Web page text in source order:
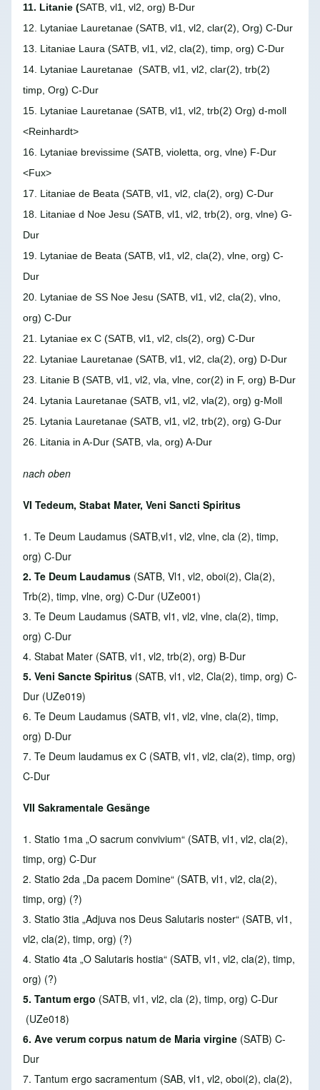
11. Litanie (SATB, vl1, vl2, org) B-Dur
12. Lytaniae Lauretanae (SATB, vl1, vl2, clar(2), Org) C-Dur
13. Litaniae Laura (SATB, vl1, vl2, cla(2), timp, org) C-Dur
14. Lytaniae Lauretanae (SATB, vl1, vl2, clar(2), trb(2)
timp, Org) C-Dur
15. Lytaniae Lauretanae (SATB, vl1, vl2, trb(2) Org) d-moll
<Reinhardt>
16. Lytaniae brevissime (SATB, violetta, org, vlne) F-Dur
<Fux>
17. Litaniae de Beata (SATB, vl1, vl2, cla(2), org) C-Dur
18. Litaniae d Noe Jesu (SATB, vl1, vl2, trb(2), org, vlne) G-
Dur
19. Lytaniae de Beata (SATB, vl1, vl2, cla(2), vlne, org) C-
Dur
20. Lytaniae de SS Noe Jesu (SATB, vl1, vl2, cla(2), vlno,
org) C-Dur
21. Lytaniae ex C (SATB, vl1, vl2, cls(2), org) C-Dur
22. Lytaniae Lauretanae (SATB, vl1, vl2, cla(2), org) D-Dur
23. Litanie B (SATB, vl1, vl2, vla, vlne, cor(2) in F, org) B-Dur
24. Lytania Lauretanae (SATB, vl1, vl2, vla(2), org) g-Moll
25. Lytania Lauretanae (SATB, vl1, vl2, trb(2), org) G-Dur
26. Litania in A-Dur (SATB, vla, org) A-Dur
nach oben
VI Tedeum, Stabat Mater, Veni Sancti Spiritus
1. Te Deum Laudamus (SATB,vl1, vl2, vlne, cla (2), timp,
org) C-Dur
2. Te Deum Laudamus (SATB, Vl1, vl2, oboi(2), Cla(2),
Trb(2), timp, vlne, org) C-Dur (UZe001)
3. Te Deum Laudamus (SATB, vl1, vl2, vlne, cla(2), timp,
org) C-Dur
4. Stabat Mater (SATB, vl1, vl2, trb(2), org) B-Dur
5. Veni Sancte Spiritus (SATB, vl1, vl2, Cla(2), timp, org) C-
Dur (UZe019)
6. Te Deum Laudamus (SATB, vl1, vl2, vlne, cla(2), timp,
org) D-Dur
7. Te Deum laudamus ex C (SATB, vl1, vl2, cla(2), timp, org)
C-Dur
VII Sakramentale Gesänge
1. Statio 1ma „O sacrum convivium“ (SATB, vl1, vl2, cla(2),
timp, org) C-Dur
2. Statio 2da „Da pacem Domine“ (SATB, vl1, vl2, cla(2),
timp, org) (?)
3. Statio 3tia „Adjuva nos Deus Salutaris noster“ (SATB, vl1,
vl2, cla(2), timp, org) (?)
4. Statio 4ta „O Salutaris hostia“ (SATB, vl1, vl2, cla(2), timp,
org) (?)
5. Tantum ergo (SATB, vl1, vl2, cla (2), timp, org) C-Dur
(UZe018)
6. Ave verum corpus natum de Maria virgine (SATB) C-
Dur
7. Tantum ergo sacramentum (SAB, vl1, vl2, oboi(2), cla(2),